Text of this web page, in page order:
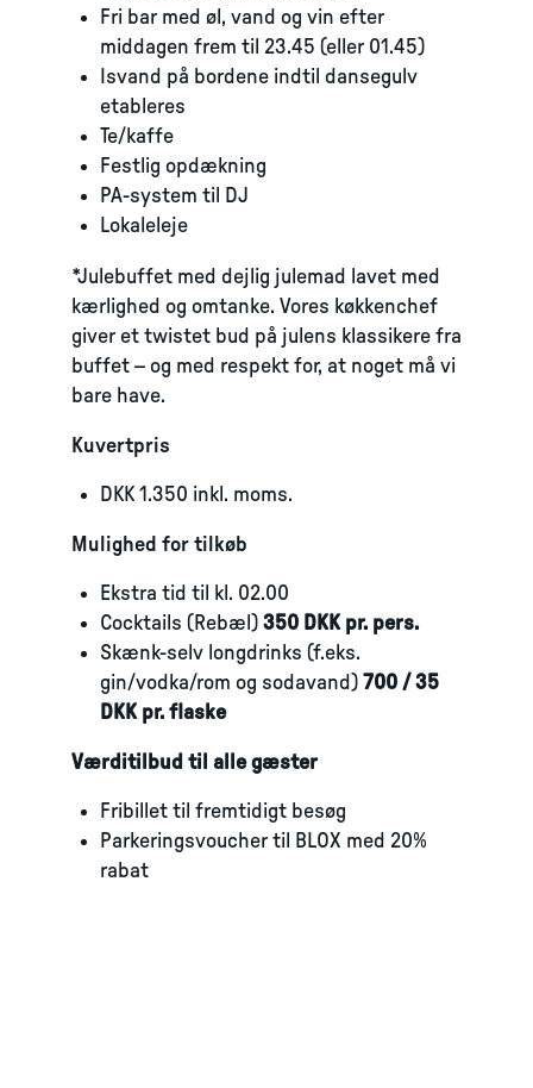
Fri bar med øl, vand og vin efter
middagen frem til 23.45 (eller 01.45)
Isvand på bordene indtil dansegulv
etableres
Te/kaffe
Festlig opdækning
PA-system til DJ
Lokaleleje
*Julebuffet med dejlig julemad lavet med
kærlighed og omtanke. Vores køkkenchef
giver et twistet bud på julens klassikere fra
buffet – og med respekt for, at noget må vi
bare have.
Kuvertpris
DKK 1.350 inkl. moms.
Mulighed for tilkøb
Ekstra tid til kl. 02.00
Cocktails (Rebæl) 350 DKK pr. pers.
Skænk-selv longdrinks (f.eks.
gin/vodka/rom og sodavand) 700 / 35
DKK pr. flaske
Værditilbud til alle gæster
Fribillet til fremtidigt besøg
Parkeringsvoucher til BLOX med 20%
rabat